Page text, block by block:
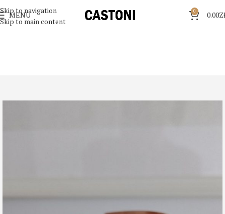
Skip to navigation
Skip to main content
MENU 0 0.00